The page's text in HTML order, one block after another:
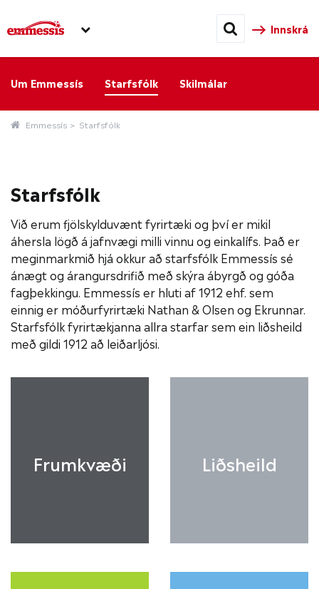
Innskrá
Um Emmessís Starfsfólk Skilmálar
Emmessís Starfsfólk
Starfsfólk
Við erum fjölskylduvænt fyrirtæki og því er mikil
áhersla lögð á jafnvægi milli vinnu og einkalífs. Það er
meginmarkmið hjá okkur að starfsfólk Emmessís sé
ánægt og árangursdrifið með skýra ábyrgð og góða
fagþekkingu. Emmessís er hluti af 1912 ehf. sem
einnig er móðurfyrirtæki Nathan & Olsen og Ekrunnar.
Starfsfólk fyrirtækjanna allra starfar sem ein liðsheild
með gildi 1912 að leiðarljósi.
Frumkvæði Liðsheild